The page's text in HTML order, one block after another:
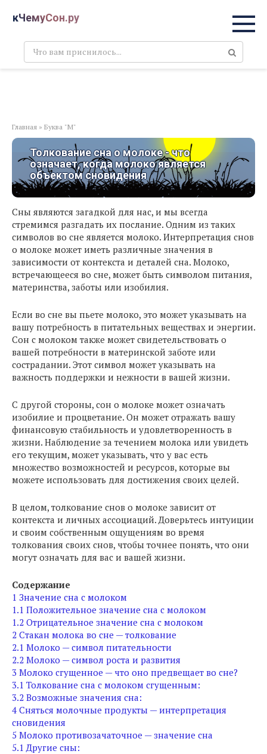
кЧемуСон.ру
Поиск:
Главная » Буква "М"
Толкование сна о молоке - что
означает, когда молоко является
объектом сновидения
Сны являются загадкой для нас, и мы всегда
стремимся разгадать их послание. Одним из таких
символов во сне является молоко. Интерпретация снов
о молоке может иметь различные значения в
зависимости от контекста и деталей сна. Молоко,
встречающееся во сне, может быть символом питания,
материнства, заботы или изобилия.
Если во сне вы пьете молоко, это может указывать на
вашу потребность в питательных веществах и энергии.
Сон с молоком также может свидетельствовать о
вашей потребности в материнской заботе или
сострадании. Этот символ может указывать на
важность поддержки и нежности в вашей жизни.
С другой стороны, сон о молоке может означать
изобилие и процветание. Он может отражать вашу
финансовую стабильность и удовлетворенность в
жизни. Наблюдение за течением молока или увидеть
его текущим, может указывать, что у вас есть
множество возможностей и ресурсов, которые вы
можете использовать для достижения своих целей.
В целом, толкование снов о молоке зависит от
контекста и личных ассоциаций. Доверьтесь интуиции
и своим собственным ощущениям во время
толкования своих снов, чтобы точнее понять, что они
могут означать для вас и вашей жизни.
Содержание
1 Значение сна с молоком
1.1 Положительное значение сна с молоком
1.2 Отрицательное значение сна с молоком
2 Стакан молока во сне — толкование
2.1 Молоко — символ питательности
2.2 Молоко — символ роста и развития
3 Молоко сгущенное — что оно предвещает во сне?
3.1 Толкование сна с молоком сгущенным:
3.2 Возможные значения сна:
4 Сняться молочные продукты — интерпретация
сновидения
5 Молоко противозачаточное — значение сна
5.1 Другие сны: